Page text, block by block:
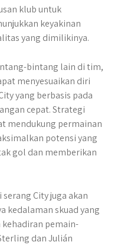
klub untuk
keyakinan
yang dimilikinya.
bintang lain di tim,
menyesuaikan diri
yang berbasis pada
cepat. Strategi
mendukung permainan
potensi yang
gol dan memberikan
City juga akan
kedalaman skuad yang
pemain-
dan Julián